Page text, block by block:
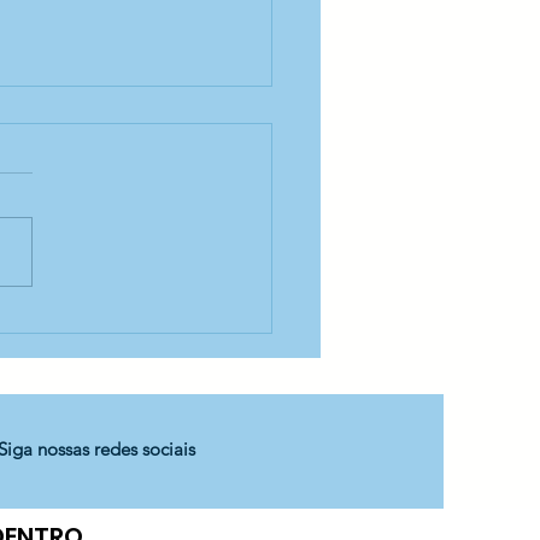
de culinária — C.A
Siga nossas redes sociais